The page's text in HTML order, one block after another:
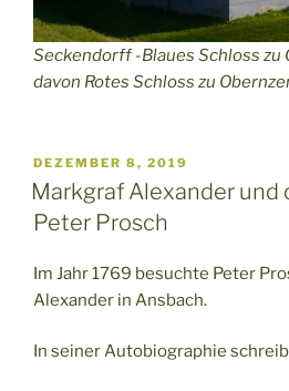
Seckendorff -Blaues Schloss zu
davon Rotes Schloss zu
VERÖFFENTLICHT
AM
DEZEMBER 8, 2019
Markgraf Alexander und
Peter Prosch
Im Jahr 1769 besuchte Peter
Alexander in Ansbach.
In seiner Autobiographie